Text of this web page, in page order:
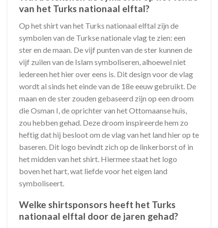
van het Turks nationaal elftal?
Op het shirt van het Turks nationaal elftal zijn de
symbolen van de Turkse nationale vlag te zien: een
ster en de maan. De vijf punten van de ster kunnen de
vijf zuilen van de Islam symboliseren, alhoewel niet
iedereen het hier over eens is. Dit design voor de vlag
wordt al sinds het einde van de 18e eeuw gebruikt. De
maan en de ster zouden gebaseerd zijn op een droom
die Osman I, de oprichter van het Ottomaanse huis,
zou hebben gehad. Deze droom inspireerde hem zo
heftig dat hij besloot om de vlag van het land hier op te
baseren. Dit logo bevindt zich op de linkerborst of in
het midden van het shirt. Hiermee staat het logo
boven het hart, wat liefde voor het eigen land
symboliseert.
Welke shirtsponsors heeft het Turks
nationaal elftal door de jaren gehad?